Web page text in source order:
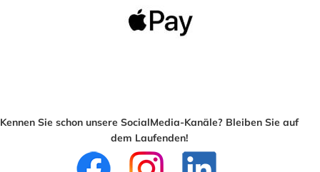
Kennen Sie schon unsere SocialMedia-Kanäle? Bleiben Sie auf
dem Laufenden!